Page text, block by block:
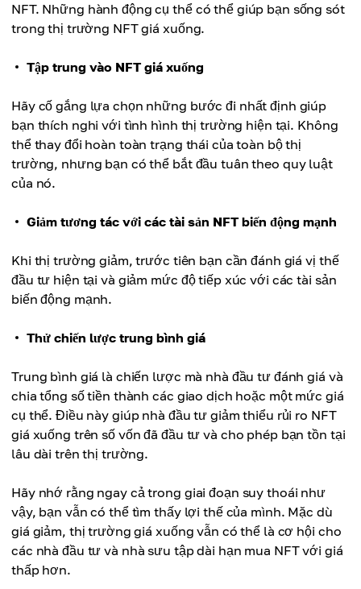
NFT. Những hành động cụ thể có thể giúp bạn sống sót
trong thị trường NFT giá xuống.
Tập trung vào NFT giá xuống
Hãy cố gắng lựa chọn những bước đi nhất định giúp
bạn thích nghi với tình hình thị trường hiện tại. Không
thể thay đổi hoàn toàn trạng thái của toàn bộ thị
trường, nhưng bạn có thể bắt đầu tuân theo quy luật
của nó.
Giảm tương tác với các tài sản NFT biến động mạnh
Khi thị trường giảm, trước tiên bạn cần đánh giá vị thế
đầu tư hiện tại và giảm mức độ tiếp xúc với các tài sản
biến động mạnh.
Thử chiến lược trung bình giá
Trung bình giá là chiến lược mà nhà đầu tư đánh giá và
chia tổng số tiền thành các giao dịch hoặc một mức giá
cụ thể. Điều này giúp nhà đầu tư giảm thiểu rủi ro NFT
giá xuống trên số vốn đã đầu tư và cho phép bạn tồn tại
lâu dài trên thị trường.
Hãy nhớ rằng ngay cả trong giai đoạn suy thoái như
vậy, bạn vẫn có thể tìm thấy lợi thế của mình. Mặc dù
giá giảm, thị trường giá xuống vẫn có thể là cơ hội cho
các nhà đầu tư và nhà sưu tập dài hạn mua NFT với giá
thấp hơn.